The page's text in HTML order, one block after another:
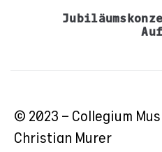
© 2023 – Collegium
Christian Murer